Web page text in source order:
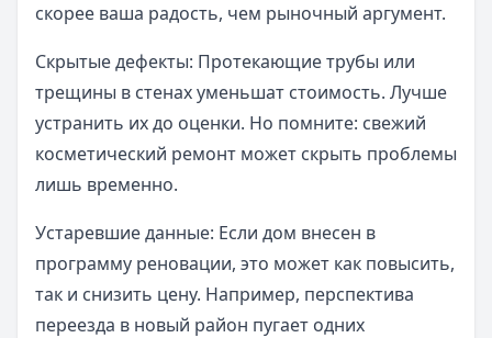
скорее ваша радость, чем рыночный аргумент.
Скрытые дефекты: Протекающие трубы или
трещины в стенах уменьшат стоимость. Лучше
устранить их до оценки. Но помните: свежий
косметический ремонт может скрыть проблемы
лишь временно.
Устаревшие данные: Если дом внесен в
программу реновации, это может как повысить,
так и снизить цену. Например, перспектива
переезда в новый район пугает одних